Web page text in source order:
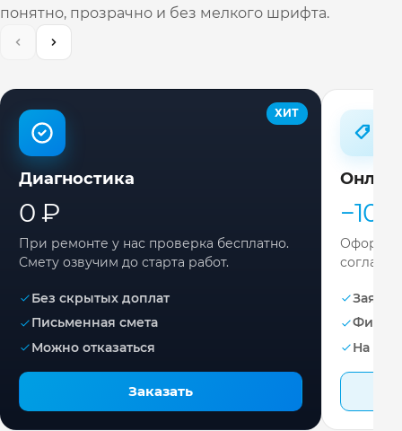
понятно, прозрачно и без мелкого шрифта.
ХИТ
Диагностика
0 ₽
При ремонте у нас проверка бесплатно.
Смету озвучим до старта работ.
Без скрытых доплат
Письменная смета
Можно отказаться
Заказать
−10%
Заявка
На